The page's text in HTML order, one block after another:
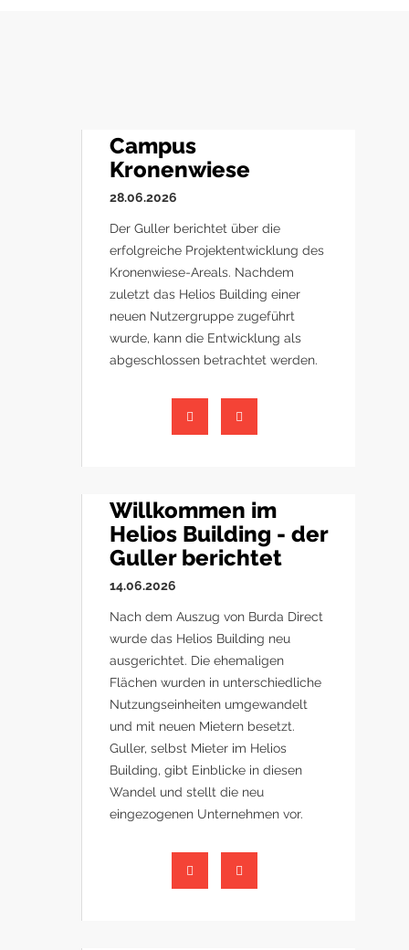
Campus
Kronenwiese
28.06.2026
Der Guller berichtet über die
erfolgreiche Projektentwicklung des
Kronenwiese-Areals. Nachdem
zuletzt das Helios Building einer
neuen Nutzergruppe zugeführt
wurde, kann die Entwicklung als
abgeschlossen betrachtet werden.
Willkommen im
Helios Building - der
Guller berichtet
14.06.2026
Nach dem Auszug von Burda Direct
wurde das Helios Building neu
ausgerichtet. Die ehemaligen
Flächen wurden in unterschiedliche
Nutzungseinheiten umgewandelt
und mit neuen Mietern besetzt.
Guller, selbst Mieter im Helios
Building, gibt Einblicke in diesen
Wandel und stellt die neu
eingezogenen Unternehmen vor.